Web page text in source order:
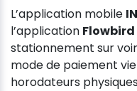
L’application mobile
l’application Flowbird
stationnement sur
mode de paiement
horodateurs